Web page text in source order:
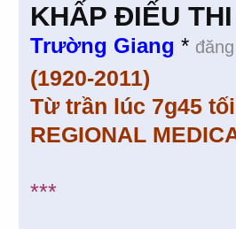
KHẤP ĐIẾU
Trường Giang *
(1920-2011)
Từ trần lúc 7g45
REGIONAL
***